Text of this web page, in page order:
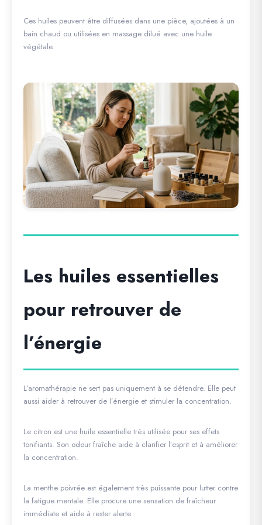
Ces huiles peuvent être diffusées dans une pièce, ajoutées à un
bain chaud ou utilisées en massage dilué avec une huile
végétale.
Les huiles essentielles
pour retrouver de
l’énergie
L’aromathérapie ne sert pas uniquement à se détendre. Elle peut
aussi aider à retrouver de l’énergie et stimuler la concentration.
Le citron est une huile essentielle très utilisée pour ses effets
tonifiants. Son odeur fraîche aide à clarifier l’esprit et à améliorer
la concentration.
La menthe poivrée est également très puissante pour lutter contre
la fatigue mentale. Elle procure une sensation de fraîcheur
immédiate et aide à rester alerte.